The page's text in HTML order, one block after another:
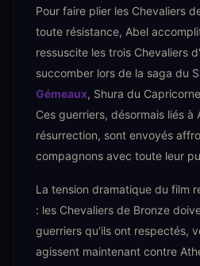
Pour faire plier les Chevaliers
toute résistance, Abel
ressuscite les trois Chevaliers
succomber lors de la saga du
Gémeaux, Shura du
Ces guerriers, désormais liés à
résurrection, sont envoyés
compagnons avec toute leur
La tension dramatique du film
: les Chevaliers de Bronze
guerriers qu'ils ont respectés,
agissent maintenant contre